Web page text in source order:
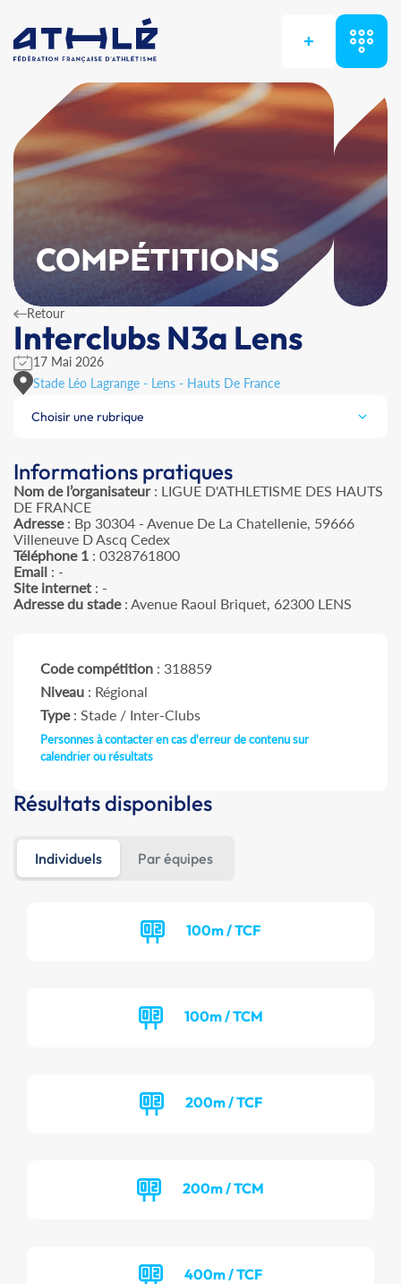
+
COMPÉTITIONS
Retour
Interclubs N3a Lens
17 Mai 2026
Stade Léo Lagrange - Lens - Hauts De France
Choisir une rubrique
Informations pratiques
Nom de l’organisateur: LIGUE D'ATHLETISME DES HAUTS
DE FRANCE
Adresse: Bp 30304 - Avenue De La Chatellenie, 59666
Villeneuve D Ascq Cedex
Téléphone 1 : 0328761800
Email : -
Site internet : -
Adresse du stade: Avenue Raoul Briquet, 62300 LENS
Code compétition : 318859
Niveau : Régional
Type: Stade / Inter-Clubs
Personnes à contacter en cas d'erreur de contenu sur
calendrier ou résultats
Résultats disponibles
Individuels Par équipes
100m / TCF
100m / TCM
200m / TCF
200m / TCM
400m / TCF